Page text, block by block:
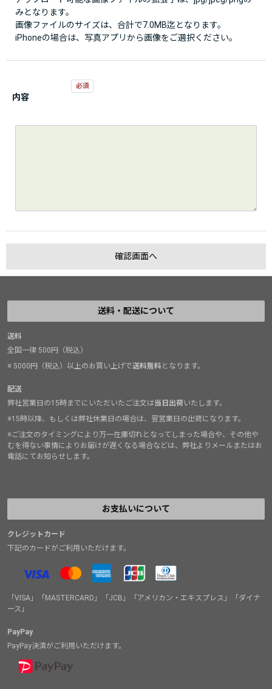
みとなります。
画像ファイルのサイズは、合計で7.0MB迄となります。
iPhoneの場合は、写真アプリから画像をご選択ください。
内容
送料・配送について
送料
全国一律 500円（税込）
※ 5000円（税込）以上のお買い上げで送料無料となります。
配送
弊社営業日の15時までにいただいたご注文は当日出荷いたします。
※15時以降、もしくは弊社休業日の場合は、翌営業日の出荷になります。
※ご注文のタイミングにより万一在庫切れとなってしまった場合や、その他や
むを得ない事情によりお届けが遅くなる場合などは、弊社よりメールまたはお
電話にてお知らせします。
お支払いについて
クレジットカード
下記のカードがご利用いただけます。
「VISA」「MASTERCARD」「JCB」「アメリカン・エキスプレス」「ダイナ
ース」
PayPay
PayPay決済がご利用いただけます。